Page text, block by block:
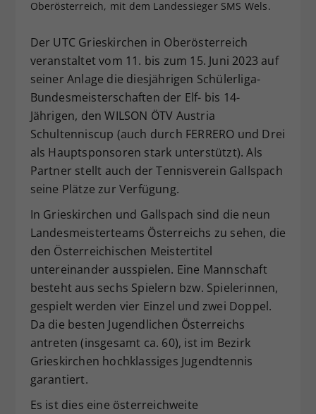
Oberösterreich, mit dem Landessieger SMS Wels.
Der UTC Grieskirchen in Oberösterreich
veranstaltet vom 11. bis zum 15. Juni 2023 auf
seiner Anlage die diesjährigen Schülerliga-
Bundesmeisterschaften der Elf- bis 14-
Jährigen, den WILSON ÖTV Austria
Schultenniscup (auch durch FERRERO und Drei
als Hauptsponsoren stark unterstützt). Als
Partner stellt auch der Tennisverein Gallspach
seine Plätze zur Verfügung.
In Grieskirchen und Gallspach sind die neun
Landesmeisterteams Österreichs zu sehen, die
den Österreichischen Meistertitel
untereinander ausspielen. Eine Mannschaft
besteht aus sechs Spielern bzw. Spielerinnen,
gespielt werden vier Einzel und zwei Doppel.
Da die besten Jugendlichen Österreichs
antreten (insgesamt ca. 60), ist im Bezirk
Grieskirchen hochklassiges Jugendtennis
garantiert.
Es ist dies eine österreichweite
Zweck
zufällig generierte ID, für die
historische Speicherung Ihrer
vorgenommen Einstellungen, falls der
Webseiten-Betreiber dies eingestellt
hat.